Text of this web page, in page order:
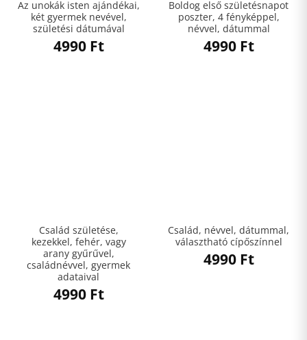
Az unokák isten ajándékai,
két gyermek nevével,
születési dátumával
4990 Ft
Boldog első születésnapot
poszter, 4 fényképpel,
névvel, dátummal
4990 Ft
Család születése,
kezekkel, fehér, vagy
arany gyűrűvel,
családnévvel, gyermek
adataival
4990 Ft
Család, névvel, dátummal,
választható cípőszínnel
4990 Ft